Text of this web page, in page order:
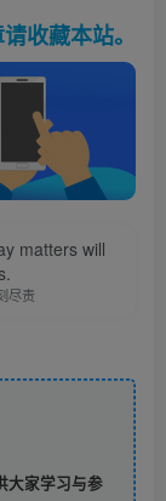
收藏本站。
matters will
尽责
大家学习与参